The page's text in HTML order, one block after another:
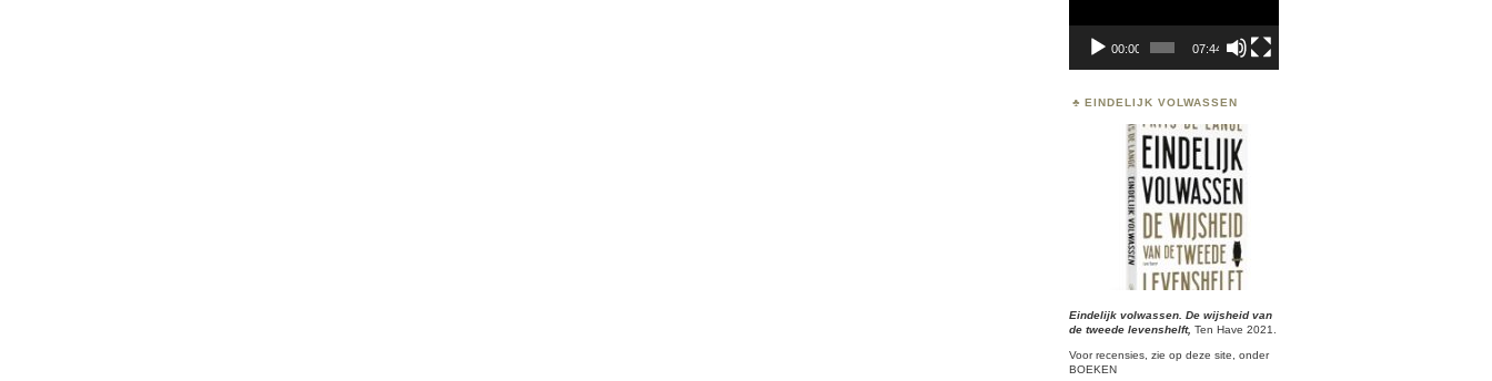
00:00 07:44
EINDELIJK VOLWASSEN
Eindelijk volwassen. De wijsheid van
de tweede levenshelft, Ten Have 2021.
Voor recensies, zie op deze site, onder
BOEKEN